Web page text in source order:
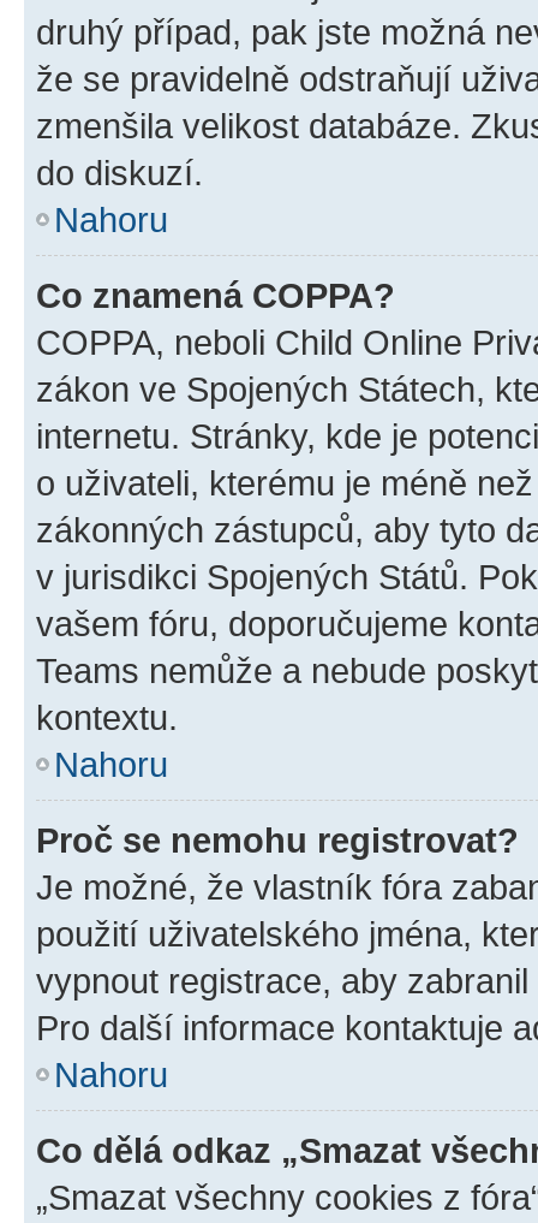
druhý případ, pak jste možná
že se pravidelně odstraňují
zmenšila velikost databáze.
do diskuzí.
Nahoru
Co znamená COPPA?
COPPA, neboli Child Online
zákon ve Spojených Státech,
internetu. Stránky, kde je
o uživateli, kterému je méně
zákonných zástupců, aby tyto
v jurisdikci Spojených Států.
vašem fóru, doporučujeme
Teams nemůže a nebude
kontextu.
Nahoru
Proč se nemohu registrovat?
Je možné, že vlastník fóra
použití uživatelského jména,
vypnout registrace, aby
Pro další informace kontaktuje
Nahoru
Co dělá odkaz „Smazat
„Smazat všechny cookies z